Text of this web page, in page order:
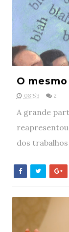
O
08:53 2
A grande
dos